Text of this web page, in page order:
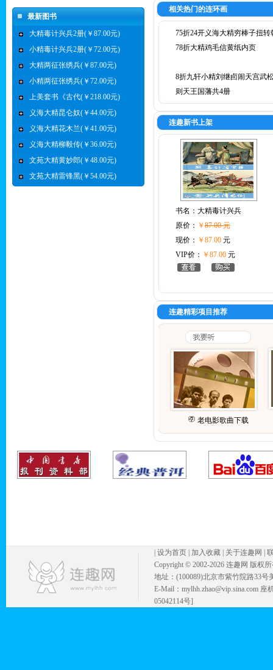
最新图书
大精毒计兴兵2册(￥87.00元)
小精毒计兴兵2册(￥72.00元)
大精两征张绣兵(￥87.00元)
小精两征张绣兵(￥72.00元)
上美套书《古代(￥218.00元)
义海大精昆仑奴(￥44.00元)
义海大精花木兰(￥41.00元)
义海大精柳毅传(￥36.00元)
文苑大精黄妙郎(￥48.00元)
文苑大精雷锋黑(￥54.00元)
相关热门的连环画
75折24开义海大精穷棒子扭转
78折大精鸡毛信黄纸内页
8折九轩小精刘继卣闹天宫武
则天王国藩共4册
连趣新书上架
书名： 大精毒计兴兵
原价： ￥87.00 元
现价： ￥87.00元
VIP价： ￥87.00元
连趣精彩项目推荐
老电影歌曲下载
设为首页 加入收藏 关于连趣网
Copyright © 2002-2026 连趣网 版权
地址：(100089)北京市紫竹院路33号
E-Mail：mylhh.zhao@vip.sina.com
05042114号]